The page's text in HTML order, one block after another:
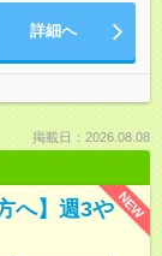
詳細へ
掲載日：2026.08.08
NEW
へ】週3や